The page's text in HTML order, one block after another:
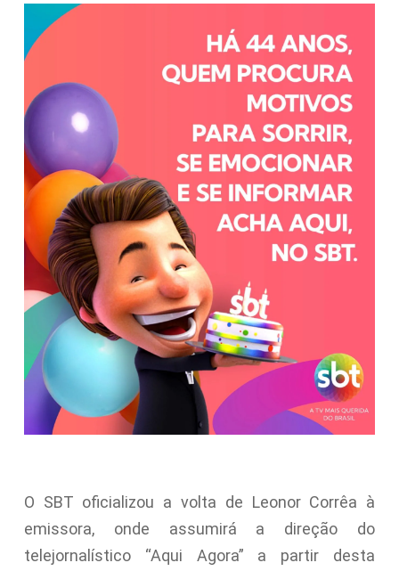
O SBT oficializou a volta de Leonor Corrêa à
emissora, onde assumirá a direção do
telejornalístico “Aqui Agora” a partir desta